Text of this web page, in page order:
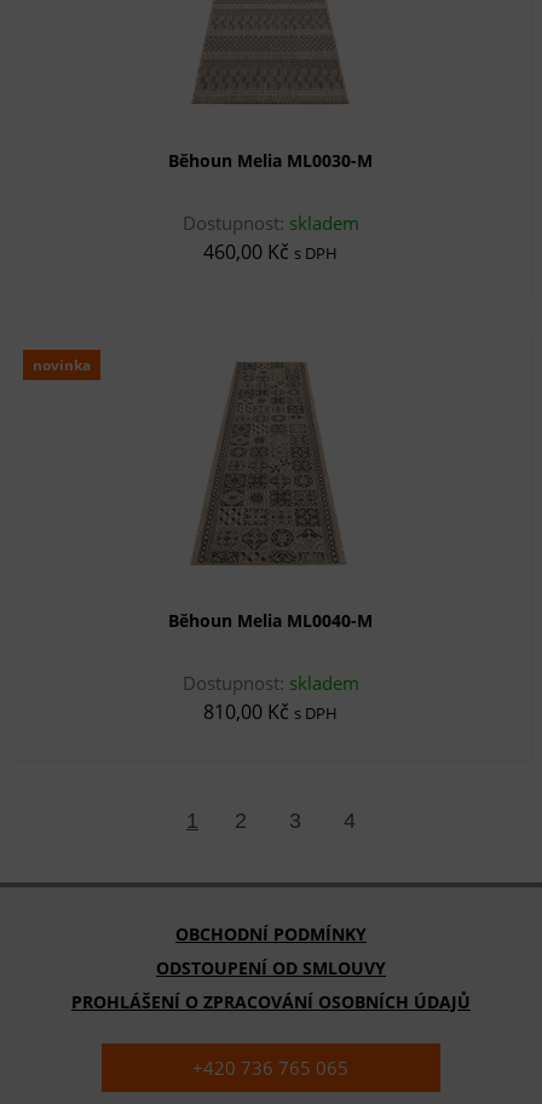
Běhoun Melia ML0030-M
Dostupnost: skladem
460,00 Kč s DPH
novinka
Běhoun Melia ML0040-M
Dostupnost: skladem
810,00 Kč s DPH
1 2 3 4
OBCHODNÍ PODMÍNKY
ODSTOUPENÍ OD SMLOUVY
PROHLÁŠENÍ O ZPRACOVÁNÍ OSOBNÍCH ÚDAJŮ
+420 736 765 065